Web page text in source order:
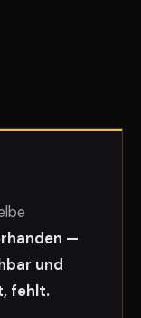
—
und
fehlt.